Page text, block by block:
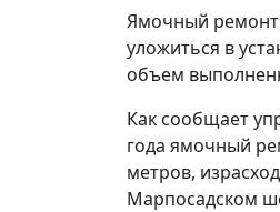
Ямочный ремонт
уложиться в
объем
Как сообщает
года ямочный
метров,
Марпосадском